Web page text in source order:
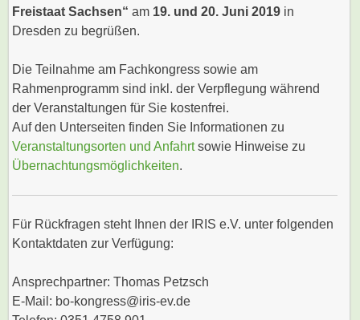
Freistaat Sachsen“ am 19. und 20. Juni 2019 in
Dresden zu begrüßen.
Die Teilnahme am Fachkongress sowie am
Rahmenprogramm sind inkl. der Verpflegung während
der Veranstaltungen für Sie kostenfrei.
Auf den Unterseiten finden Sie Informationen zu
Veranstaltungsorten und Anfahrtsowie Hinweise zu
Übernachtungsmöglichkeiten.
Für Rückfragen steht Ihnen der IRIS e.V. unter folgenden
Kontaktdaten zur Verfügung:
Ansprechpartner: Thomas Petzsch
E-Mail: bo-kongress@iris-ev.de